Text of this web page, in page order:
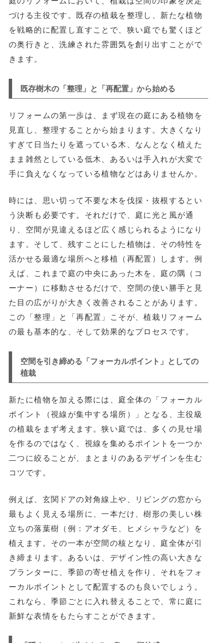
づける主役です。既存の植栽を整理し、新たな植物
を戦略的に配置し直すことで、狭い庭でも驚くほど
の奥行きと、洗練された雰囲気を創り出すことがで
きます。
既存樹木の「整理」と「再配置」から始める
リフォームの第一歩は、まず現在の庭にある植物を
見直し、整理する ことから始まります。大きくなり
すぎて日当たりを遮っている木、なんとなく植えた
まま雑然としている低木、あるいは手入れが大変で
手に負えなくなっている植物などはありませんか。
時には、 思い切って不要な木を伐採・抜根する とい
う決断も必要です。それだけで、庭に光と風が通
り、空間が見違えるほど広く感じられるようになり
ます。そして、残すことにした植物は、その特性を
活かせる最適な場所へと移植（再配置）します。例
えば、これまで庭の中央にあった木を、庭の隅（コ
ーナー）に移動させるだけで、空間の使い勝手と見
た目の広がりが大きく改善されることがあります。
この「整理」と「再配置」こそが、植栽リフォーム
の最も基本的な、そして効果的なプロセスです。
空間を引き締める「フォーカルポイント」としての
植栽
新たに植物を加える際には、庭全体の「フォーカル
ポイント（視線が集中する場所）」となる、主役級
の植栽をまず考えます。狭い庭では、多くの見せ場
を作るのではなく、 視線を集めるポイントを一つか
二つに絞る ことが、まとまりのあるデザインを生む
コツです。
例えば、玄関ドアの対角線上や、リビングの窓から
最もよく見える場所に、一本だけ、樹形の美しい株
立ちの落葉樹 （例：アオダモ、ヒメシャラなど）を
植えます。その一本が空間の核となり、庭全体が引
き締まります。あるいは、デザイン性の高い大きな
プランターに、季節の寄せ植えを作り、それをフォ
ーカルポイントとして配置するのも良いでしょう。
これなら、季節ごとに入れ替えることで、常に庭に
新鮮な表情をもたらすことができます。